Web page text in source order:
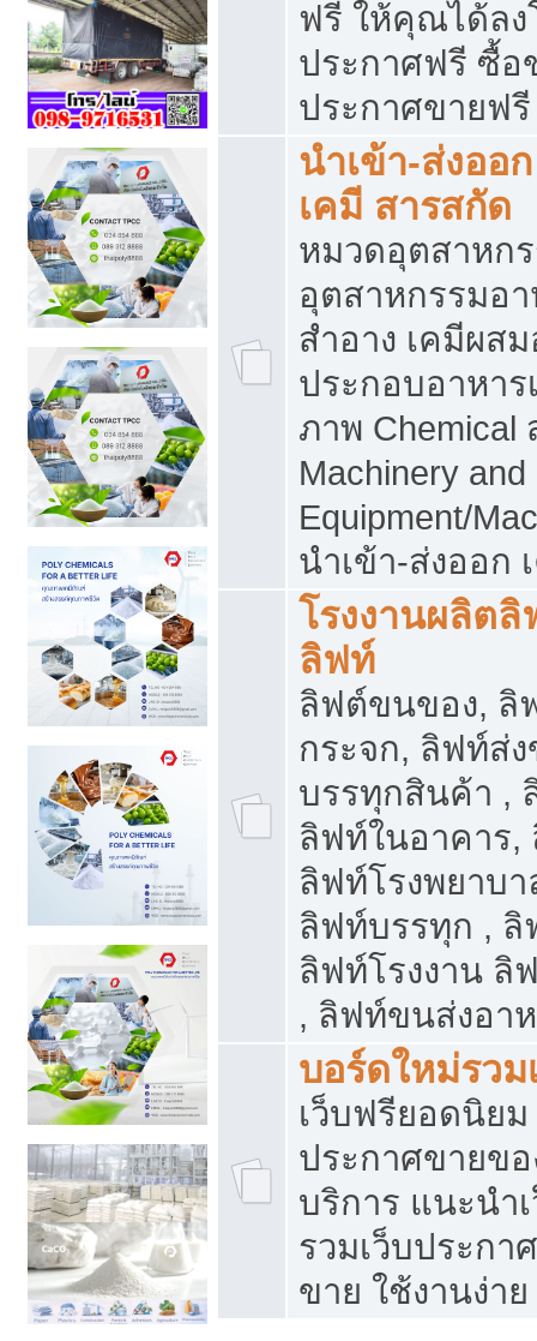
ฟรี ให้คุณได้ล
ประกาศฟรี ซื้อ
ประกาศขายฟรี
นำเข้า-ส่งออ
เคมี สารสกัด
หมวดอุตสาหก
อุตสาหกรรมอา
สำอาง เคมีผส
ประกอบอาหาร
ภาพ Chemical
Machinery
Equipment/
นำเข้า-ส่งออก
โรงงานผลิต
ลิฟท์
ลิฟต์ขนของ, ลิ
กระจก, ลิฟท์ส่
บรรทุกสินค้า ,
ลิฟท์ในอาคาร,
ลิฟท์โรงพยาบ
ลิฟท์บรรทุก ,
ลิฟท์โรงงาน ลิ
, ลิฟท์ขนส่งอา
บอร์ดใหม่รว
เว็บฟรียอดนิย
ประกาศขายข
บริการ แนะนำ
รวมเว็บประกา
ขาย ใช้งานง่าย